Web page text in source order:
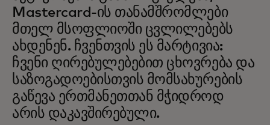
Mastercard-ის თანამშრომლები
მთელ მსოფლიოში ცვლილებებს
ახდენენ. ჩვენთვის ეს მარტივია:
ჩვენი ღირებულებებით ცხოვრება და
საზოგადოებისთვის მომსახურების
გაწევა ერთმანეთთან მჭიდროდ
არის დაკავშირებული.